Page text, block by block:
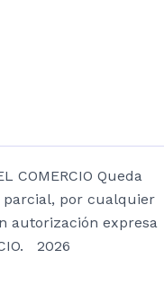
COMERCIO Queda
por cualquier
autorización expresa
2026